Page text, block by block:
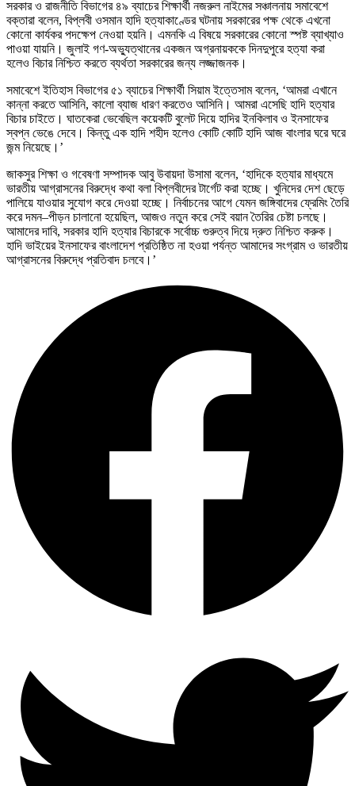
সরকার ও রাজনীতি বিভাগের ৪৯ ব্যাচের শিক্ষার্থী নজরুল নাইমের সঞ্চালনায় সমাবেশে
বক্তারা বলেন, বিপ্লবী ওসমান হাদি হত্যাকাণ্ডের ঘটনায় সরকারের পক্ষ থেকে এখনো
কোনো কার্যকর পদক্ষেপ নেওয়া হয়নি। এমনকি এ বিষয়ে সরকারের কোনো স্পষ্ট ব্যাখ্যাও
পাওয়া যায়নি। জুলাই গণ-অভ্যুত্থানের একজন অগ্রনায়ককে দিনদুপুরে হত্যা করা
হলেও বিচার নিশ্চিত করতে ব্যর্থতা সরকারের জন্য লজ্জাজনক।
সমাবেশে ইতিহাস বিভাগের ৫১ ব্যাচের শিক্ষার্থী সিয়াম ইত্তেসাম বলেন, ‘আমরা এখানে
কান্না করতে আসিনি, কালো ব্যাজ ধারণ করতেও আসিনি। আমরা এসেছি হাদি হত্যার
বিচার চাইতে। ঘাতকেরা ভেবেছিল কয়েকটি বুলেট দিয়ে হাদির ইনকিলাব ও ইনসাফের
স্বপ্ন ভেঙে দেবে। কিন্তু এক হাদি শহীদ হলেও কোটি কোটি হাদি আজ বাংলার ঘরে ঘরে
জন্ম নিয়েছে।’
জাকসুর শিক্ষা ও গবেষণা সম্পাদক আবু উবায়দা উসামা বলেন, ‘হাদিকে হত্যার মাধ্যমে
ভারতীয় আগ্রাসনের বিরুদ্ধে কথা বলা বিপ্লবীদের টার্গেট করা হচ্ছে। খুনিদের দেশ ছেড়ে
পালিয়ে যাওয়ার সুযোগ করে দেওয়া হচ্ছে। নির্বাচনের আগে যেমন জঙ্গিবাদের ফ্রেমিং তৈরি
করে দমন–পীড়ন চালানো হয়েছিল, আজও নতুন করে সেই বয়ান তৈরির চেষ্টা চলছে।
আমাদের দাবি, সরকার হাদি হত্যার বিচারকে সর্বোচ্চ গুরুত্ব দিয়ে দ্রুত নিশ্চিত করুক।
হাদি ভাইয়ের ইনসাফের বাংলাদেশ প্রতিষ্ঠিত না হওয়া পর্যন্ত আমাদের সংগ্রাম ও ভারতীয়
আগ্রাসনের বিরুদ্ধে প্রতিবাদ চলবে।’